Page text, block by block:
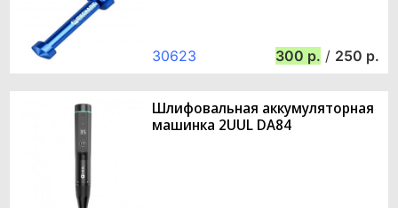
30623 300 / 250
Шлифовальная аккумуляторная
машинка 2UUL DA84